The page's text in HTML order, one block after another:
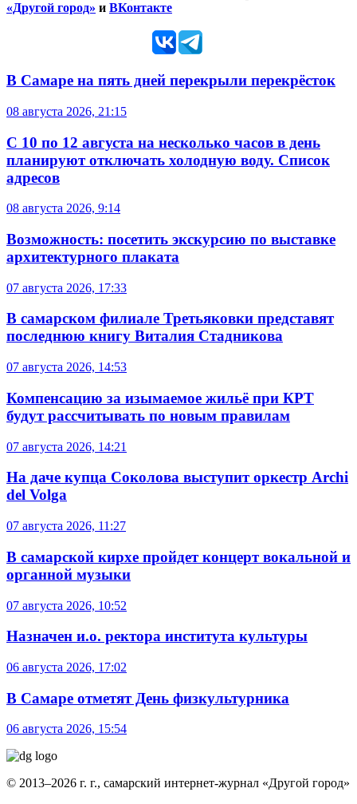
«Другой город» и ВКонтакте
В Самаре на пять дней перекрыли перекрёсток
08 августа 2026, 21:15
С 10 по 12 августа на несколько часов в день
планируют отключать холодную воду. Список
адресов
08 августа 2026, 9:14
Возможность: посетить экскурсию по выставке
архитектурного плаката
07 августа 2026, 17:33
В самарском филиале Третьяковки представят
последнюю книгу Виталия Стадникова
07 августа 2026, 14:53
Компенсацию за изымаемое жильё при КРТ
будут рассчитывать по новым правилам
07 августа 2026, 14:21
На даче купца Соколова выступит оркестр Archi
del Volga
07 августа 2026, 11:27
В самарской кирхе пройдет концерт вокальной и
органной музыки
07 августа 2026, 10:52
Назначен и.о. ректора института культуры
06 августа 2026, 17:02
В Самаре отметят День физкультурника
06 августа 2026, 15:54
© 2013–2026 г. г., самарский интернет-журнал «Другой город»